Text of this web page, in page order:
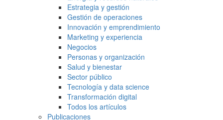
Estrategia y gestión
Gestión de operaciones
Innovación y emprendimiento
Marketing y experiencia
Negocios
Personas y organización
Salud y bienestar
Sector público
Tecnología y data science
Transformación digital
Todos los artículos
Publicaciones